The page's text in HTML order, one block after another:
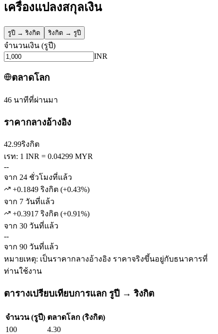
เครื่องแปลงสกุลเงิน
รูปี → ริงกิต ริงกิต → รูปี
จำนวนเงิน (รูปี)
INR
ตลาดโลก
46 นาทีที่ผ่านมา
ราคากลางอ้างอิง
42.99ริงกิต
เรท: 1 INR = 0.04299 MYR
--
จาก 24 ชั่วโมงที่แล้ว
+0.1849 ริงกิต (+0.43%)
จาก 7 วันที่แล้ว
+0.3917 ริงกิต (+0.91%)
จาก 30 วันที่แล้ว
--
จาก 90 วันที่แล้ว
หมายเหตุ: เป็นราคากลางอ้างอิง ราคาจริงขึ้นอยู่กับธนาคารที่
ท่านใช้งาน
ตารางเปรียบเทียบการแลก รูปี → ริงกิต
จำนวน (รูปี) ตลาดโลก (ริงกิต)
100
4.30